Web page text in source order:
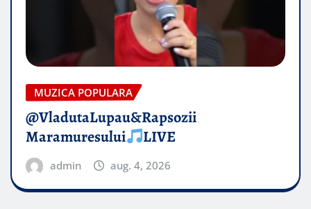
MUZICA POPULARA
@VladutaLupau&Rapsozii
Maramuresului
LIVE
admin aug. 4, 2026